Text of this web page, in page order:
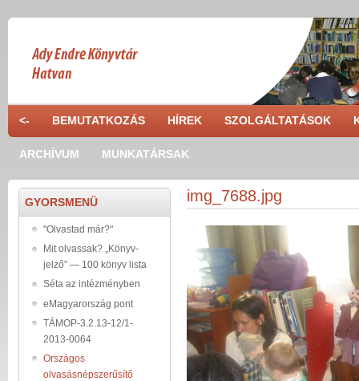
<- BEMUTATKOZÁS HÍREK SZOLGÁLTATÁSOK
ARCHÍVUM MUNKATÁRSAK
img_7688.jpg
GYORSMENÜ
"Olvastad már?"
Mit olvassak? „Könyv-
jelző” — 100 könyv lista
Séta az intézményben
eMagyarország pont
TÁMOP-3.2.13-12/1-
2013-0064
Országos
olvasásnépszerűsítő